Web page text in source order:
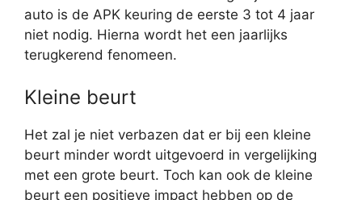
auto is de APK keuring de eerste 3 tot 4 jaar
niet nodig. Hierna wordt het een jaarlijks
terugkerend fenomeen.
Kleine beurt
Het zal je niet verbazen dat er bij een kleine
beurt minder wordt uitgevoerd in vergelijking
met een grote beurt. Toch kan ook de kleine
beurt een positieve impact hebben op de